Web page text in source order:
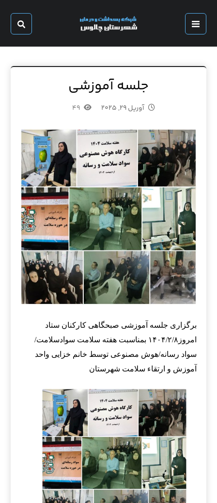
جلسه آموزشی
آوریل ۲۹, ۲۰۲۵ ۴۹
برگزاری جلسه آموزشی صبحگاهی کارکنان ستاد
امروز۱۴۰۴/۲/۸
بمناسبت هفته سلامت سوادسلامت/
سواد رسانه/هوش مصنوعیتوسط خانم خزایی واحد
آموزش و ارتقاء سلامت شهرستان